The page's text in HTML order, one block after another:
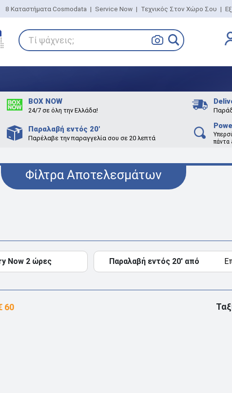
8 Καταστήματα Cosmodata | Service Now | Τεχνικός Στον Χώρο Σου |
Τί ψάχνεις;
BOX NOW
24/7 σε όλη την Ελλάδα!
Παραλαβή εντός 20'
Παρέλαβε την παραγγελία σου σε 20 λεπτά
πάντα
Φίλτρα Αποτελεσμάτων
Now 2 ώρες Παραλαβή εντός 20' από